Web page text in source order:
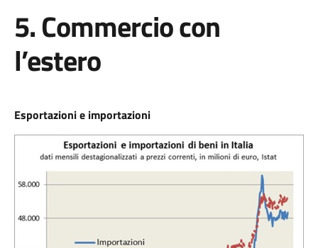
5. Commercio con
l’estero
Esportazioni e importazioni